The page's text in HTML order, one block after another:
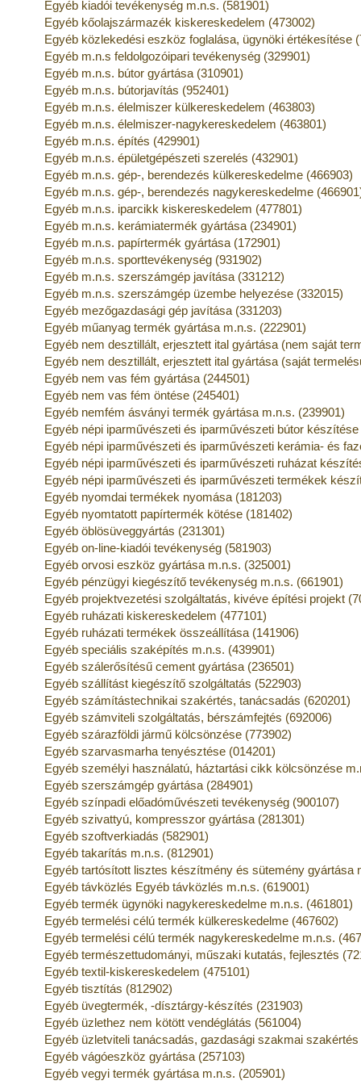
Egyéb kiadói tevékenység m.n.s. (581901)
Egyéb kőolajszármazék kiskereskedelem (473002)
Egyéb közlekedési eszköz foglalása, ügynöki értékesítése
Egyéb m.n.s feldolgozóipari tevékenység (329901)
Egyéb m.n.s. bútor gyártása (310901)
Egyéb m.n.s. bútorjavítás (952401)
Egyéb m.n.s. élelmiszer külkereskedelem (463803)
Egyéb m.n.s. élelmiszer-nagykereskedelem (463801)
Egyéb m.n.s. építés (429901)
Egyéb m.n.s. épületgépészeti szerelés (432901)
Egyéb m.n.s. gép-, berendezés külkereskedelme (466903)
Egyéb m.n.s. gép-, berendezés nagykereskedelme
Egyéb m.n.s. iparcikk kiskereskedelem (477801)
Egyéb m.n.s. kerámiatermék gyártása (234901)
Egyéb m.n.s. papírtermék gyártása (172901)
Egyéb m.n.s. sporttevékenység (931902)
Egyéb m.n.s. szerszámgép javítása (331212)
Egyéb m.n.s. szerszámgép üzembe helyezése (332015)
Egyéb mezőgazdasági gép javítása (331203)
Egyéb műanyag termék gyártása m.n.s. (222901)
Egyéb nem desztillált, erjesztett ital gyártása (nem saját
Egyéb nem desztillált, erjesztett ital gyártása (saját
Egyéb nem vas fém gyártása (244501)
Egyéb nem vas fém öntése (245401)
Egyéb nemfém ásványi termék gyártása m.n.s. (239901)
Egyéb népi iparművészeti és iparművészeti bútor
Egyéb népi iparművészeti és iparművészeti kerámia- és
Egyéb népi iparművészeti és iparművészeti ruházat
Egyéb népi iparművészeti és iparművészeti termékek
Egyéb nyomdai termékek nyomása (181203)
Egyéb nyomtatott papírtermék kötése (181402)
Egyéb öblösüveggyártás (231301)
Egyéb on-line-kiadói tevékenység (581903)
Egyéb orvosi eszköz gyártása m.n.s. (325001)
Egyéb pénzügyi kiegészítő tevékenység m.n.s. (661901)
Egyéb projektvezetési szolgáltatás, kivéve építési projekt
Egyéb ruházati kiskereskedelem (477101)
Egyéb ruházati termékek összeállítása (141906)
Egyéb speciális szaképítés m.n.s. (439901)
Egyéb szálerősítésű cement gyártása (236501)
Egyéb szállítást kiegészítő szolgáltatás (522903)
Egyéb számítástechnikai szakértés, tanácsadás (620201)
Egyéb számviteli szolgáltatás, bérszámfejtés (692006)
Egyéb szárazföldi jármű kölcsönzése (773902)
Egyéb szarvasmarha tenyésztése (014201)
Egyéb személyi használatú, háztartási cikk kölcsönzése
Egyéb szerszámgép gyártása (284901)
Egyéb színpadi előadóművészeti tevékenység (900107)
Egyéb szivattyú, kompresszor gyártása (281301)
Egyéb szoftverkiadás (582901)
Egyéb takarítás m.n.s. (812901)
Egyéb tartósított lisztes készítmény és sütemény gyártása
Egyéb távközlés Egyéb távközlés m.n.s. (619001)
Egyéb termék ügynöki nagykereskedelme m.n.s. (461801)
Egyéb termelési célú termék külkereskedelme (467602)
Egyéb termelési célú termék nagykereskedelme m.n.s.
Egyéb természettudományi, műszaki kutatás, fejlesztés
Egyéb textil-kiskereskedelem (475101)
Egyéb tisztítás (812902)
Egyéb üvegtermék, -dísztárgy-készítés (231903)
Egyéb üzlethez nem kötött vendéglátás (561004)
Egyéb üzletviteli tanácsadás, gazdasági szakmai
Egyéb vágóeszköz gyártása (257103)
Egyéb vegyi termék gyártása m.n.s. (205901)